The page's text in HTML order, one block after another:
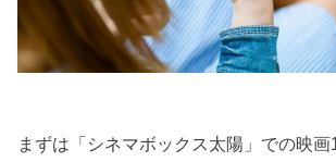
まずは「シネマボックス太陽」での映